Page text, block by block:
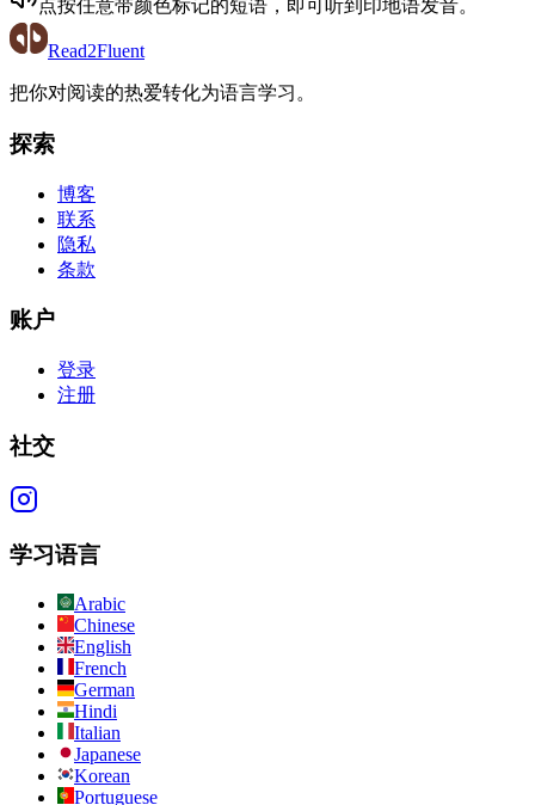
点按任意带颜色标记的短语，即可听到 印地语发音。
Read2Fluent
把你对阅读的热爱转化为语言学习。
探索
博客
联系
隐私
条款
账户
登录
注册
社交
学习语言
Arabic
Chinese
English
French
German
Hindi
Italian
Japanese
Korean
Portuguese